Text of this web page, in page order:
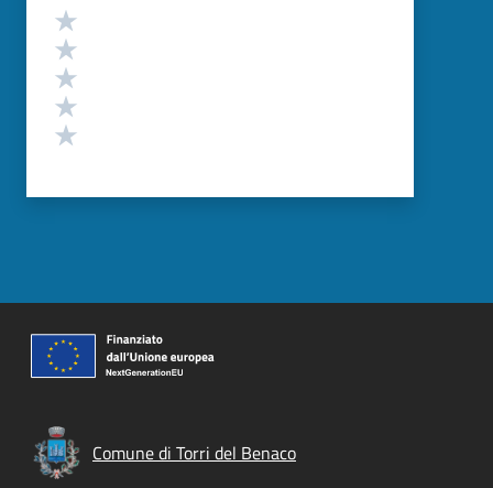
Valutazione
Comune di Torri del Benaco